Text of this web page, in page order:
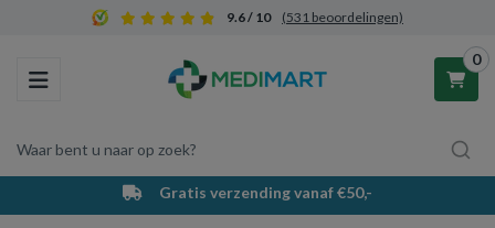
9.6 / 10 (531 beoordelingen)
Toggle navigation
Waar bent u naar op zoek?
0
Winkelwagen
Gratis verzending vanaf €50,-